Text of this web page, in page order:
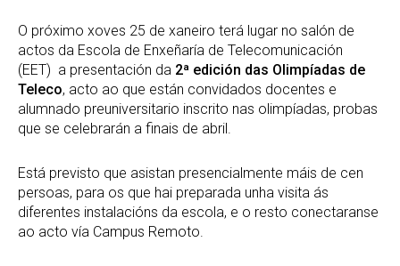
O próximo xoves 25 de xaneiro terá lugar no salón de
actos da Escola de Enxeñaría de Telecomunicación
(EET) a presentación da 2ª edición das Olimpíadas de
Teleco, acto ao que están convidados docentes e
alumnado preuniversitario inscrito nas olimpíadas, probas
que se celebrarán a finais de abril.
Está previsto que asistan presencialmente máis de cen
persoas, para os que hai preparada unha visita ás
diferentes instalacións da escola, e o resto conectaranse
ao acto vía Campus Remoto.